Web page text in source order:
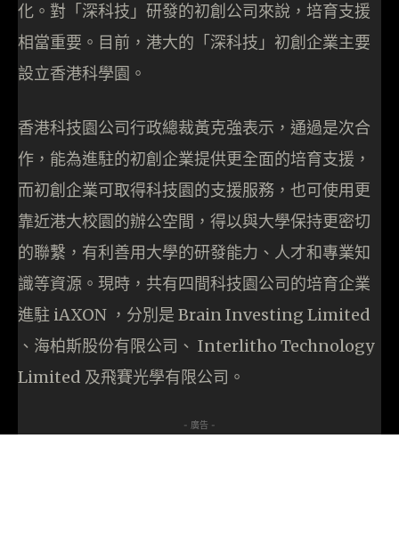
化。對「深科技」研發的初創公司來說，培育支援
相當重要。目前，港大的「深科技」初創企業主要
設立香港科學園。
香港科技園公司行政總裁黃克強表示，通過是次合
作，能為進駐的初創企業提供更全面的培育支援，
而初創企業可取得科技園的支援服務，也可使用更
靠近港大校園的辦公空間，得以與大學保持更密切
的聯繫，有利善用大學的研發能力、人才和專業知
識等資源。現時，共有四間科技園公司的培育企業
進駐 iAXON ，分別是 Brain Investing Limited
、海柏斯股份有限公司、 Interlitho Technology
Limited 及飛賽光學有限公司。
- 廣告 -